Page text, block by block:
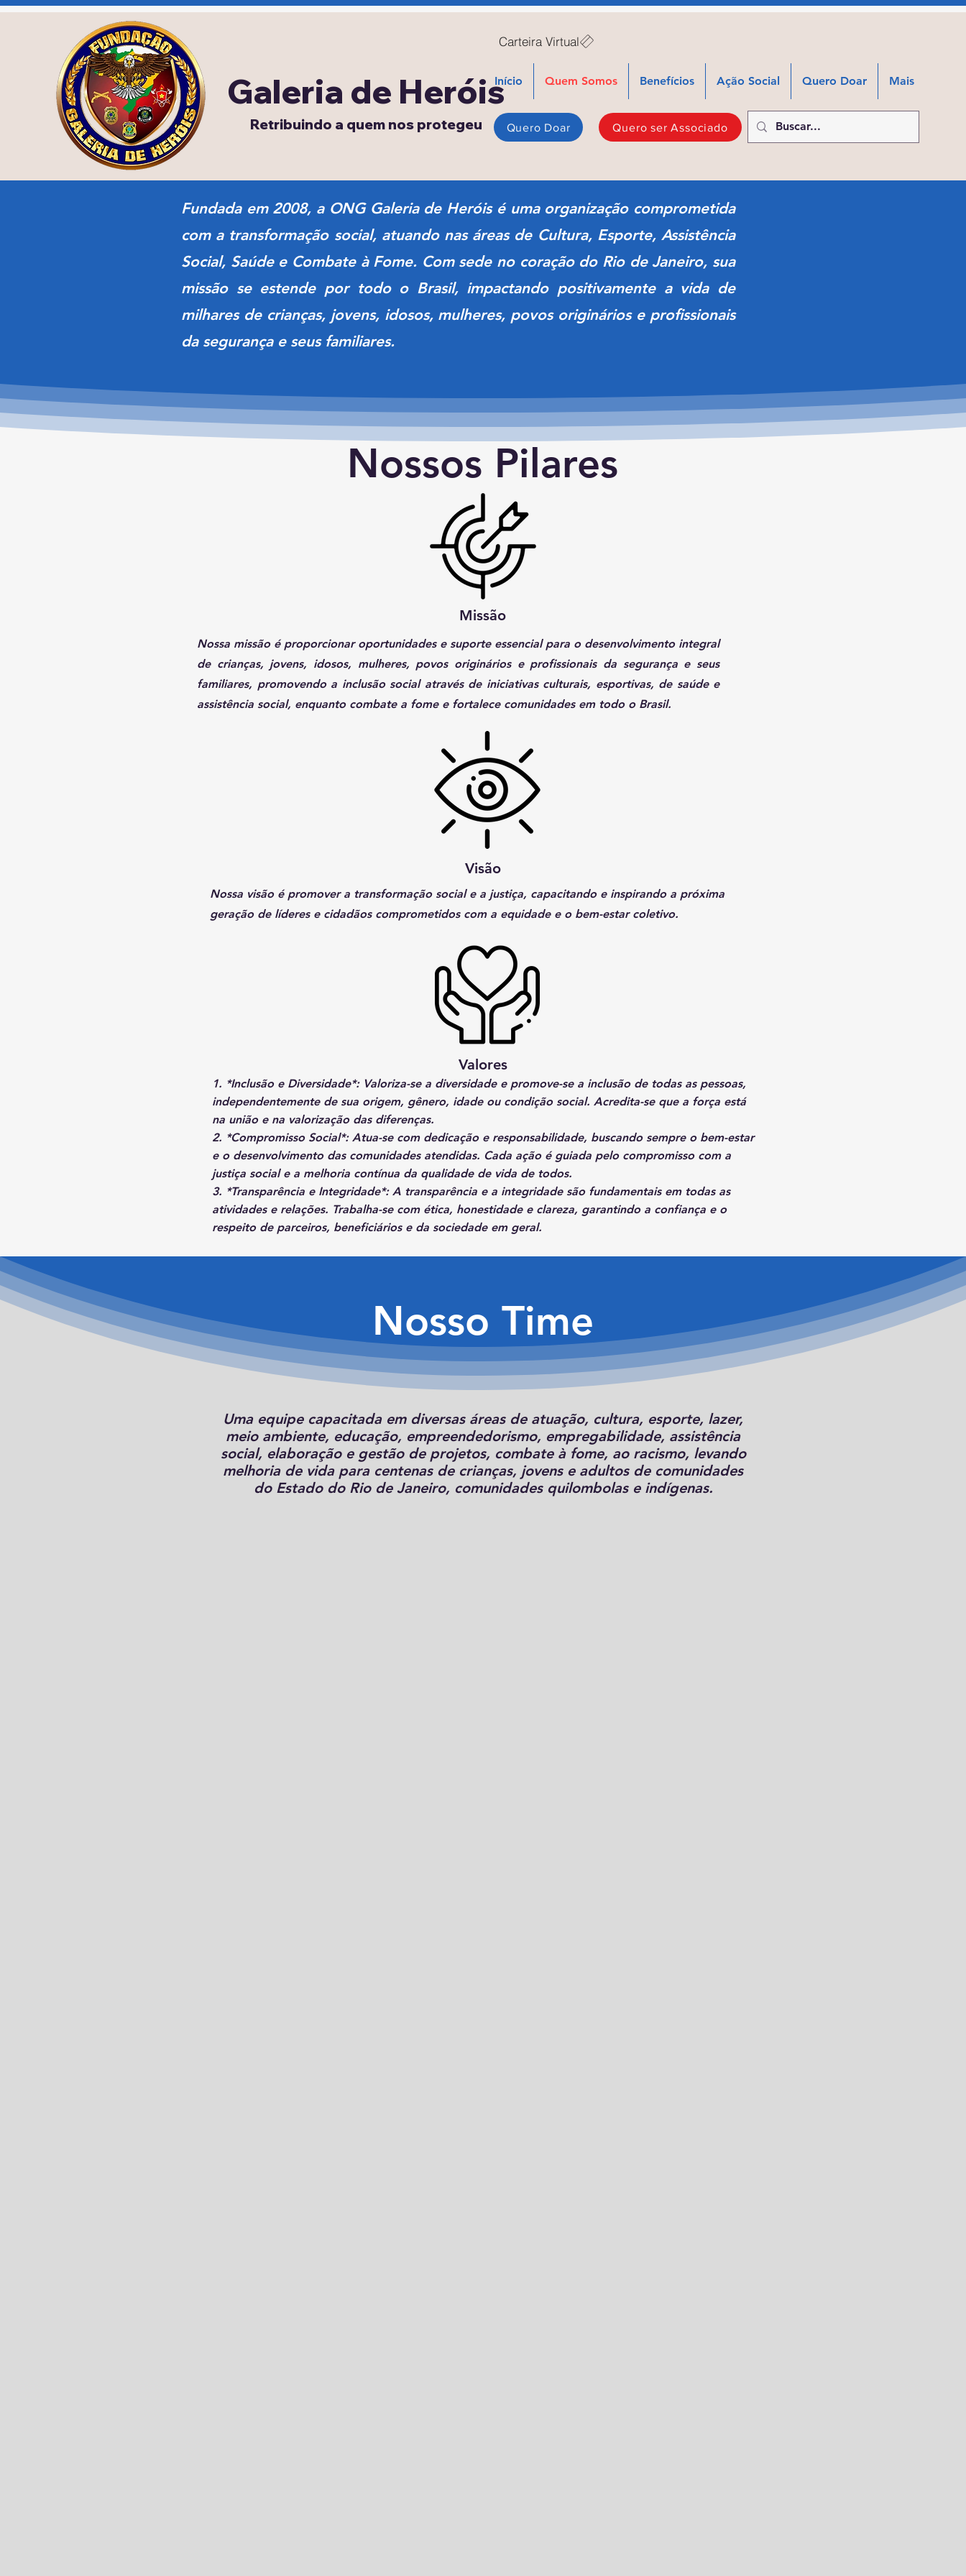
Galeria de Heróis
Retribuindo a quem nos protegeu
Carteira Virtual
Início Quem Somos Benefícios Ação Social Quero Doar Mais
Quero Doar Quero ser Associado
Fundada em 2008, a ONG Galeria de Heróis é uma organização comprometida
com a transformação social, atuando nas áreas de Cultura, Esporte, Assistência
Social, Saúde e Combate à Fome. Com sede no coração do Rio de Janeiro, sua
missão se estende por todo o Brasil, impactando positivamente a vida de
milhares de crianças, jovens, idosos, mulheres, povos originários e profissionais
da segurança e seus familiares.
Nossos Pilares
Missão
Nossa missão é proporcionar oportunidades e suporte essencial para o desenvolvimento integral
de crianças, jovens, idosos, mulheres, povos originários e profissionais da segurança e seus
familiares, promovendo a inclusão social através de iniciativas culturais, esportivas, de saúde e
assistência social, enquanto combate a fome e fortalece comunidades em todo o Brasil.
Visão
Nossa visão é promover a transformação social e a justiça, capacitando e inspirando a próxima
geração de líderes e cidadãos comprometidos com a equidade e o bem-estar coletivo.
Valores
1. *Inclusão e Diversidade*: Valoriza-se a diversidade e promove-se a inclusão de todas as pessoas,
independentemente de sua origem, gênero, idade ou condição social. Acredita-se que a força está
na união e na valorização das diferenças.
2. *Compromisso Social*: Atua-se com dedicação e responsabilidade, buscando sempre o bem-estar
e o desenvolvimento das comunidades atendidas. Cada ação é guiada pelo compromisso com a
justiça social e a melhoria contínua da qualidade de vida de todos.
3. *Transparência e Integridade*: A transparência e a integridade são fundamentais em todas as
atividades e relações. Trabalha-se com ética, honestidade e clareza, garantindo a confiança e o
respeito de parceiros, beneficiários e da sociedade em geral.
Nosso Time
Uma equipe capacitada em diversas áreas de atuação, cultura, esporte, lazer,
meio ambiente, educação, empreendedorismo, empregabilidade, assistência
social, elaboração e gestão de projetos, combate à fome, ao racismo, levando
melhoria de vida para centenas de crianças, jovens e adultos de comunidades
do Estado do Rio de Janeiro, comunidades quilombolas e indígenas.